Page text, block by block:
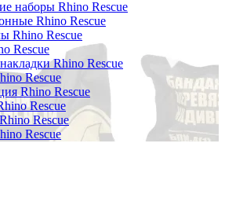
наборы Rhino Rescue
Rhino Rescue
Rhino Rescue
Rescue
Rhino Rescue
Rescue
Rhino Rescue
Rescue
Rescue
Rescue